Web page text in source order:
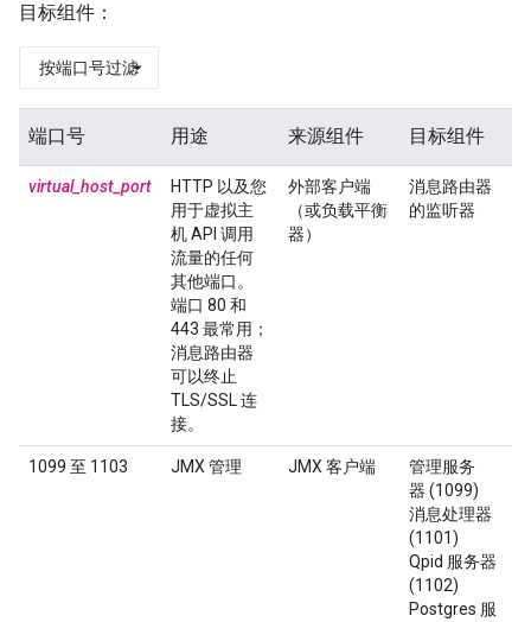
目标组件：
按端口号过滤
端口号 用途 来源组件 目标组件
virtual_host_port
HTTP 以及您
用于虚拟主
机 API 调用
流量的任何
其他端口。
端口 80 和
443 最常用；
消息路由器
可以终止
TLS/SSL 连
接。
外部客户端
（或负载平衡
器）
消息路由器
的监听器
1099 至 1103 JMX 管理 JMX 客户端
管理服务
器 (1099)
消息处理器
(1101)
Qpid 服务器
(1102)
Postgres 服